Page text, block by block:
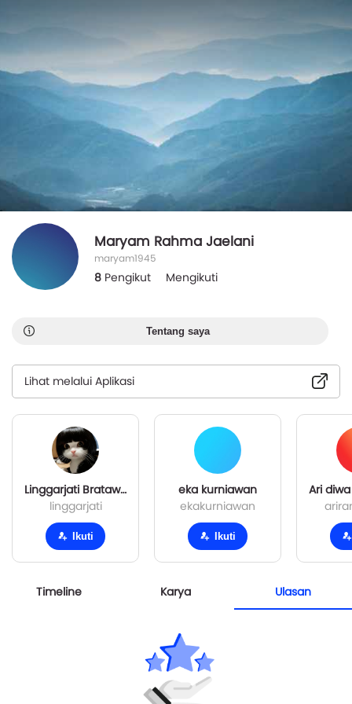
Maryam Rahma Jaelani
maryam1945
8 Pengikut Mengikuti
Tentang saya
Lihat melalui Aplikasi
Linggarjati Bratawati
linggarjati
Ikuti
eka kurniawan
ekakurniawan
Ikuti
Ari
Timeline Karya Ulasan